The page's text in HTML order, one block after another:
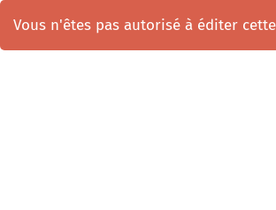
Vous n'êtes pas autorisé à éditer